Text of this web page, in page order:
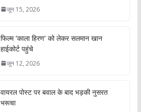
जून 15, 2026
फिल्म ‘काला हिरण’ को लेकर सलमान खान
हाईकोर्ट पहुंचे
जून 12, 2026
वायरल पोस्ट पर बवाल के बाद भड़की नुसरत
भरूचा